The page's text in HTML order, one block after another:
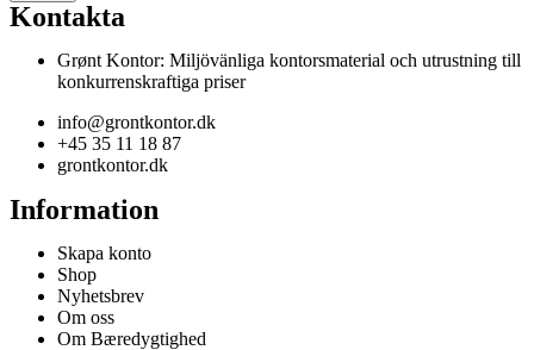
Kontakta
Grønt Kontor: Miljövänliga kontorsmaterial och utrustning till
konkurrenskraftiga priser
info@grontkontor.dk
+45 35 11 18 87
grontkontor.dk
Information
Skapa konto
Shop
Nyhetsbrev
Om oss
Om Bæredygtighed